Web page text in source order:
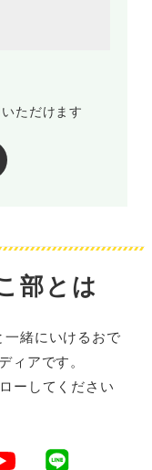
ただけます
部とは
一緒にいけるおで
ィアです。
ーしてください